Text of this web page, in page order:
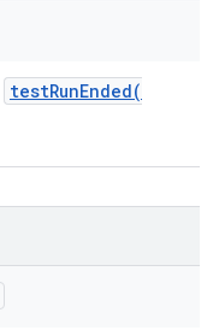
testRunEnded(